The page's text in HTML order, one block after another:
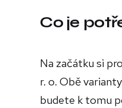
Co je
Na začátku si
r. o. Obě varianty
budete k tomu